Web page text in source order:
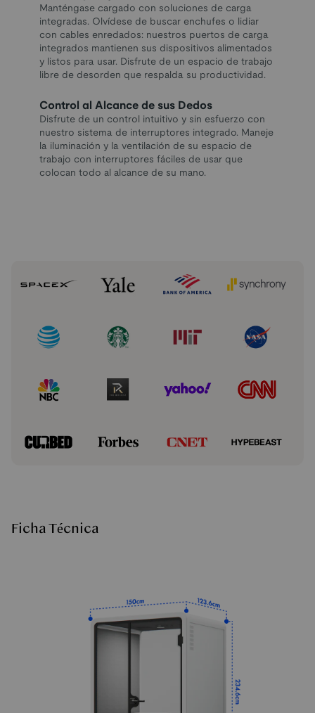
Manténgase cargado con soluciones de carga
integradas. Olvídese de buscar enchufes o lidiar
con cables enredados: nuestros puertos de carga
integrados mantienen sus dispositivos alimentados
y listos para usar. Disfrute de un espacio de trabajo
libre de desorden que respalda su productividad.
Control al Alcance de sus Dedos
Disfrute de un control intuitivo y sin esfuerzo con
nuestro sistema de interruptores integrado. Maneje
la iluminación y la ventilación de su espacio de
trabajo con interruptores fáciles de usar que
colocan todo al alcance de su mano.
Ficha Técnica